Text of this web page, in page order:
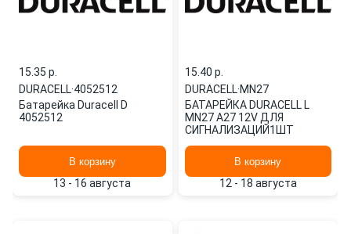
15.35 p.
DURACELL·4052512
Батарейка Duracell D
4052512
В корзину
13 - 16 августа
15.40 p.
DURACELL·MN27
БАТАРЕЙКА DURACELL L
MN27 A27 12V ДЛЯ
СИГНАЛИЗАЦИЙ1ШТ
В корзину
12 - 18 августа